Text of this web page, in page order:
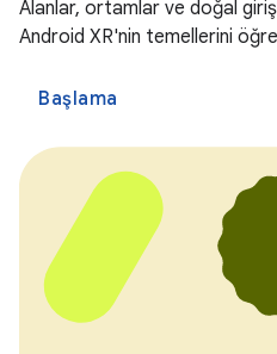
Alanlar, ortamlar ve doğal
Android XR'nin temellerini
Başlama